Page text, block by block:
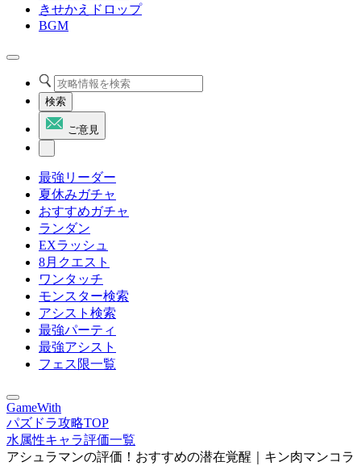
きせかえドロップ
BGM
検索
ご意見
最強リーダー
夏休みガチャ
おすすめガチャ
ランダン
EXラッシュ
8月クエスト
ワンタッチ
モンスター検索
アシスト検索
最強パーティ
最強アシスト
フェス限一覧
GameWith
パズドラ攻略TOP
水属性キャラ評価一覧
アシュラマンの評価！おすすめの潜在覚醒｜キン肉マンコラ